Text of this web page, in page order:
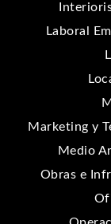
Laboral
Marketing y
Medio
Obras e